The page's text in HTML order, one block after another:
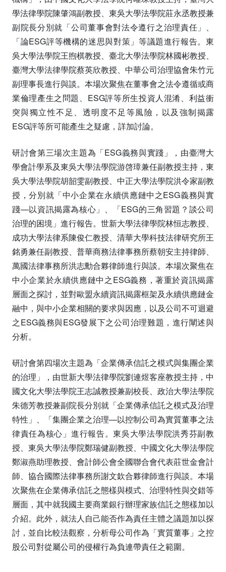
學法律學院陳肇鴻副教授、東吳大學法學院莊永丞教授兼
副院長分別就「公司董事會對法令遵行之治理責任」、
「論ESG評等機構的迷思與對策」等議題進行報告。東
吳大學法學院王煦棋教授、臺北大學法學院林國彬教授、
臺灣大學法律學院蔡英欣教授、中華公司治理協會朱竹元
副理事長進行與談。本場次聚焦在董事會之法令遵循或商
業倫理產生之問題、ESG評等所生投資人混淆、利益衝
突與獨立性不足、透明度不足等風險，以及強制揭露
ESG評等所可能產生之疑慮，詳加討論。
研討會第三場次主題為「ESG義務與實踐」，由臺灣大
學會計學系及東吳大學法學院游啓璋兼任副教授主持，東
吳大學法學院胡韶雯副教授、中正大學法學院洪令家副教
授，分別就「中小企業在永續供應鏈中之ESG義務與實
踐—以資訊揭露為核心」、「ESG的三角習題？談公司
治理的困境」進行報告。世新大學法律學院林恒志教授、
成功大學法律系陳俊仁教授、清華大學科技法律研究所王
銘勇兼任副教授、普華商務法律事務所蔡朝安主持律師、
萬國法律事務所洪志勳合夥律師進行與談。本場次聚焦在
中小企業於永續供應鏈中之ESG義務，著重於資訊揭露
層面之探討，並對歐盟永續資訊揭露框架及永續供應鏈金
融中，與中小企業相關的要求與因應，以及公司不可迴避
之ESG義務與ESG發展下之公司治理難題，進行闡述與
分析。
研討會第四場次主題為「企業傳承信託之模式與集團企業
的治理」，由世新大學法律學院劉連煜客座教授主持，中
國文化大學法學院王志誠教授兼副校長、政治大學法學院
朱德芳教授兼副院長分別就「企業傳承信託之模式及治理
特性」、「集團企業之治理—以控制公司為實質董事之法
律責任為核心」進行報告。東吳大學法學院洪秀芬副教
授、東吳大學法學院鄭瑞健副教授、中國文化大學法學院
鄭淑燕助理教授、會計師公會全國聯合會代表莊世金會計
師、協合國際法律事務所謝文欽合夥律師進行與談。本場
次聚焦在企業傳承信託之態樣與模式、治理特性與交錯等
層面，其中就我國主要商業銀行辦理家族信託之態樣加以
介紹。此外，就法人自己能否作為責任主體之議題加以探
討，並自比較法觀察，分析母公司作為「實質董事」之控
股公司對從屬公司的侵權行為負連帶責任之範圍。